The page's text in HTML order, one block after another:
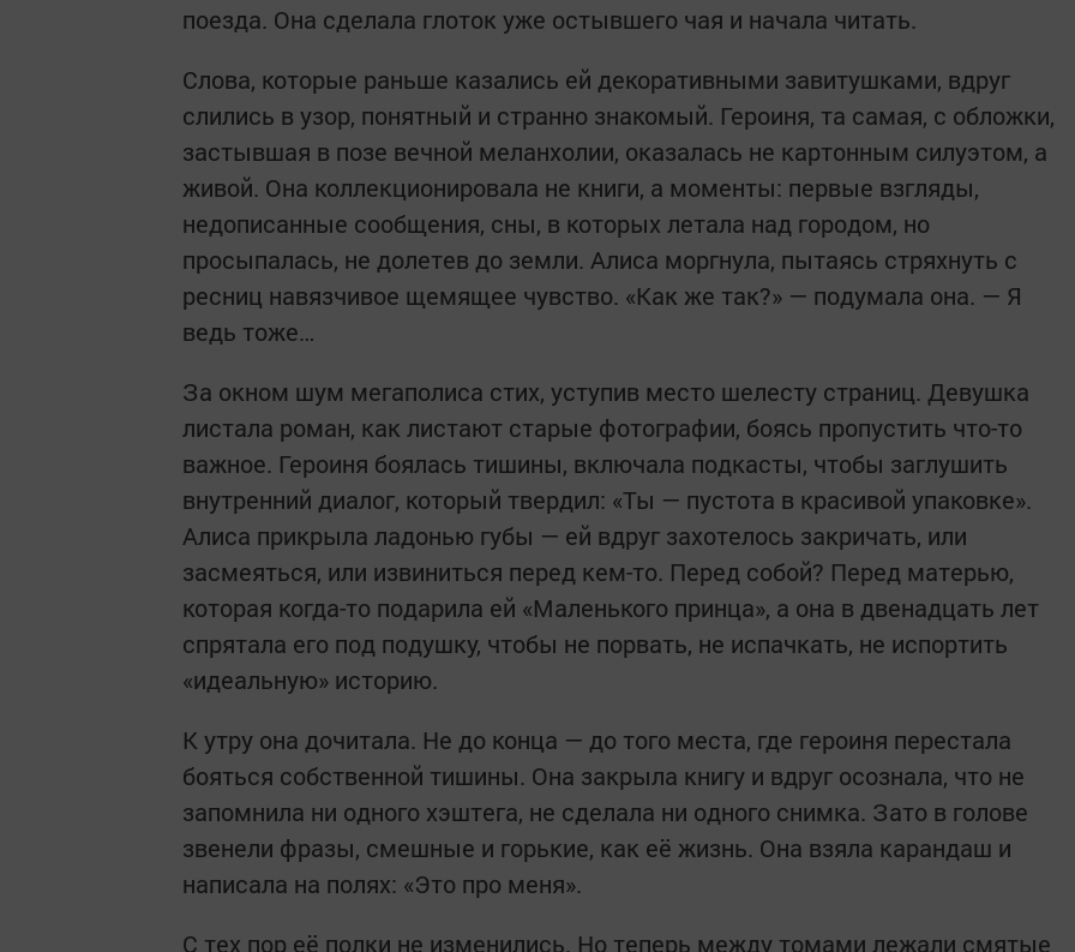
поезда. Она сделала глоток уже остывшего чая и начала читать.
Слова, которые раньше казались ей декоративными завитушками, вдруг
слились в узор, понятный и странно знакомый. Героиня, та самая, с обложки,
застывшая в позе вечной меланхолии, оказалась не картонным силуэтом, а
живой. Она коллекционировала не книги, а моменты: первые взгляды,
недописанные сообщения, сны, в которых летала над городом, но
просыпалась, не долетев до земли. Алиса моргнула, пытаясь стряхнуть с
ресниц навязчивое щемящее чувство. «Как же так?» — подумала она. — Я
ведь тоже…
За окном шум мегаполиса стих, уступив место шелесту страниц. Девушка
листала роман, как листают старые фотографии, боясь пропустить что-то
важное. Героиня боялась тишины, включала подкасты, чтобы заглушить
внутренний диалог, который твердил: «Ты — пустота в красивой упаковке».
Алиса прикрыла ладонью губы — ей вдруг захотелось закричать, или
засмеяться, или извиниться перед кем-то. Перед собой? Перед матерью,
которая когда-то подарила ей «Маленького принца», а она в двенадцать лет
спрятала его под подушку, чтобы не порвать, не испачкать, не испортить
«идеальную» историю.
К утру она дочитала. Не до конца — до того места, где героиня перестала
бояться собственной тишины. Она закрыла книгу и вдруг осознала, что не
запомнила ни одного хэштега, не сделала ни одного снимка. Зато в голове
звенели фразы, смешные и горькие, как её жизнь. Она взяла карандаш и
написала на полях: «Это про меня».
С тех пор её полки не изменились. Но теперь между томами лежали смятые